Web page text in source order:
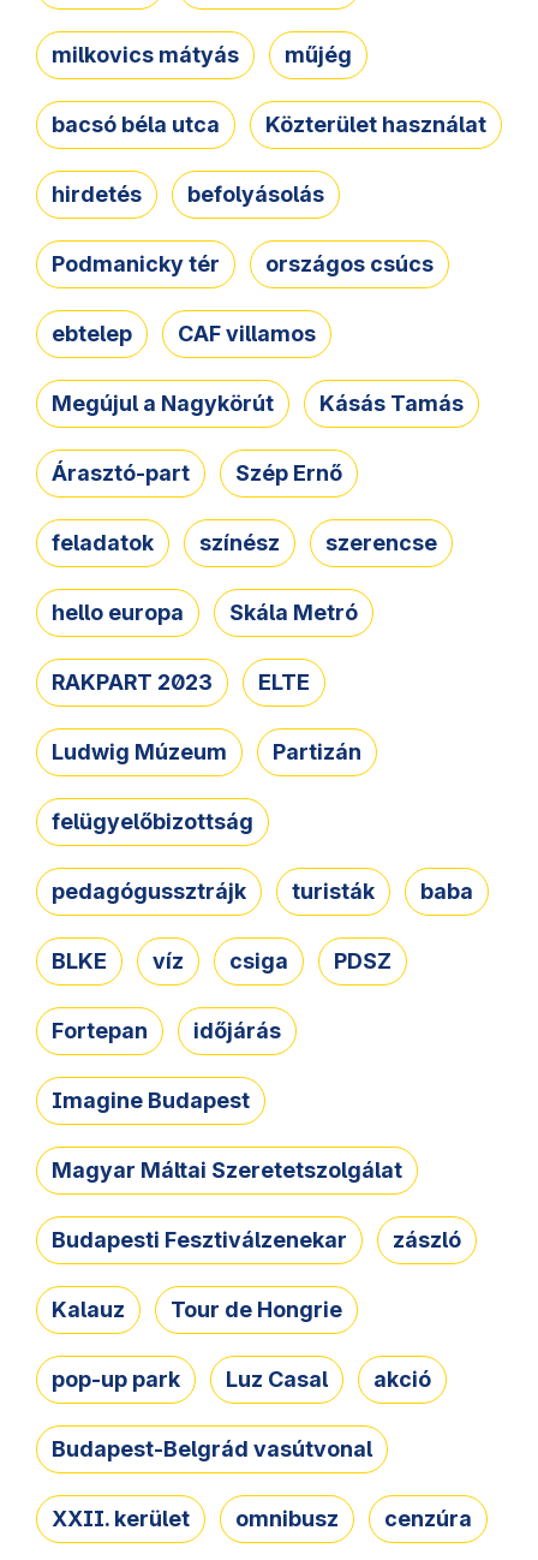
milkovics mátyás műjég
bacsó béla utca Közterület használat
hirdetés befolyásolás
Podmanicky tér országos csúcs
ebtelep CAF villamos
Megújul a Nagykörút Kásás Tamás
Árasztó-part Szép Ernő
feladatok színész szerencse
hello europa Skála Metró
RAKPART 2023 ELTE
Ludwig Múzeum Partizán
felügyelőbizottság
pedagógussztrájk turisták baba
BLKE víz csiga PDSZ
Fortepan időjárás
Imagine Budapest
Magyar Máltai Szeretetszolgálat
Budapesti Fesztiválzenekar zászló
Kalauz Tour de Hongrie
pop-up park Luz Casal akció
Budapest-Belgrád vasútvonal
XXII. kerület omnibusz cenzúra